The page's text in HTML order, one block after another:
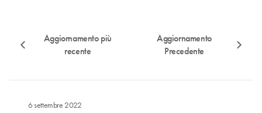
Aggiornamento più
recente
Aggiornamento
Precedente
6 settembre 2022